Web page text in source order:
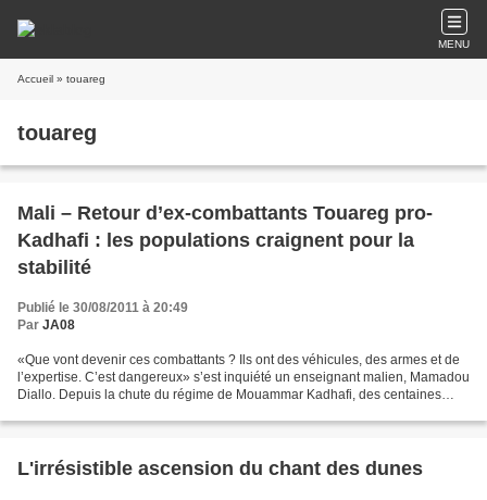
MENU
Accueil » touareg
touareg
Mali – Retour d’ex-combattants Touareg pro-
Kadhafi : les populations craignent pour la
stabilité
Publié le 30/08/2011 à 20:49
Par JA08
«Que vont devenir ces combattants ? Ils ont des véhicules, des armes et de
l’expertise. C’est dangereux» s’est inquiété un enseignant malien, Mamadou
Diallo. Depuis la chute du régime de Mouammar Kadhafi, des centaines
L'irrésistible ascension du chant des dunes